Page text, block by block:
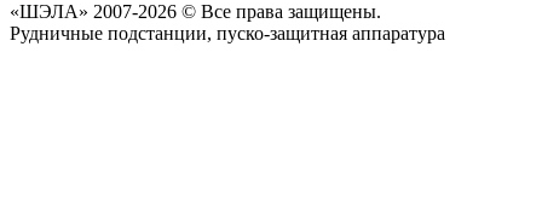
«ШЭЛА» 2007-2026 © Все права защищены.
Рудничные подстанции, пуско-защитная аппаратура